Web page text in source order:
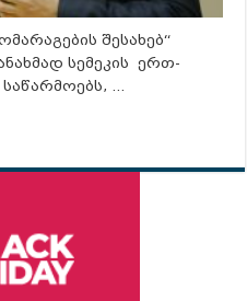
შესახებ“
სემეკის ერთ-
…